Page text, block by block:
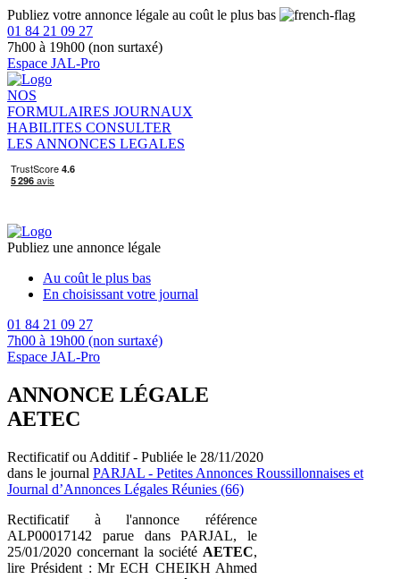
Publiez votre annonce légale au coût le plus bas
01 84 21 09 27
7h00 à 19h00 (non surtaxé)
Espace JAL-Pro
NOS
FORMULAIRES JOURNAUX
HABILITES CONSULTER
LES ANNONCES LEGALES
Publiez une annonce légale
Au coût le plus bas
En choisissant votre journal
01 84 21 09 27
7h00 à 19h00 (non surtaxé)
Espace JAL-Pro
ANNONCE LÉGALE
AETEC
Rectificatif ou Additif - Publiée le 28/11/2020
dans le journal PARJAL - Petites Annonces Roussillonnaises et
Journal d’Annonces Légales Réunies (66)
Rectificatif à l'annonce référence
ALP00017142 parue dans PARJAL, le
25/01/2020 concernant la société AETEC,
lire Président : Mr ECH CHEIKH Ahmed